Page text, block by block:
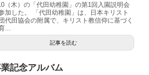
（木）の「代田幼稚園」の第1回入園説明会
加した。 「代田幼稚園」は、日本キリスト
代田協会の附属で、キリスト教信仰に基づく
...
記事を読む
記念アルバム